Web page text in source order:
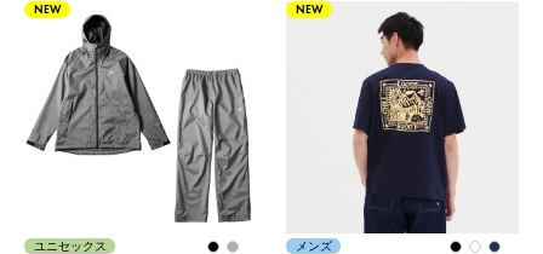
NEW
ユニセックス
NEW
メンズ